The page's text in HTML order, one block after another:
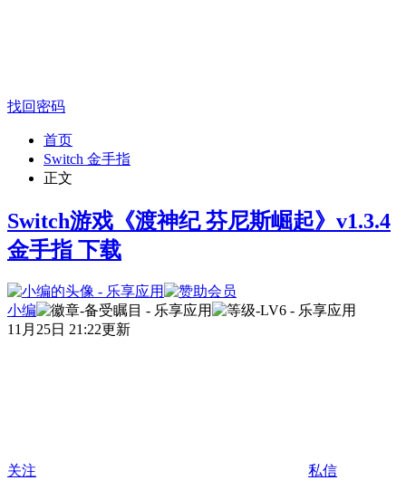
找回密码
首页
Switch 金手指
正文
Switch游戏《渡神纪 芬尼斯崛起》v1.3.4
金手指 下载
小编
11月25日 21:22更新
关注 私信